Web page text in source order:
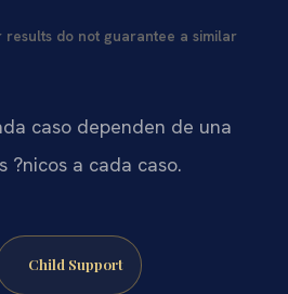
results do not guarantee a similar
caso dependen de una
a cada caso.
Child Support